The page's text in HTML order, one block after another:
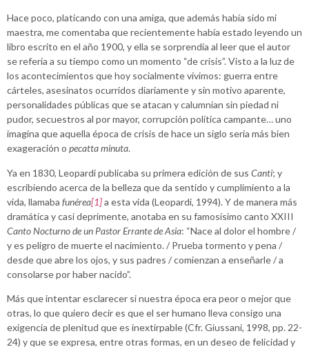
Hace poco, platicando con una amiga, que además había sido mi
maestra, me comentaba que recientemente había estado leyendo un
libro escrito en el año 1900, y ella se sorprendía al leer que el autor
se refería a su tiempo como un momento “de crisis”. Visto a la luz de
los acontecimientos que hoy socialmente vivimos: guerra entre
cárteles, asesinatos ocurridos diariamente y sin motivo aparente,
personalidades públicas que se atacan y calumnian sin piedad ni
pudor, secuestros al por mayor, corrupción política campante… uno
imagina que aquella época de crisis de hace un siglo sería más bien
exageración o pecatta minuta.
Ya en 1830, Leopardi publicaba su primera edición de sus Canti; y
escribiendo acerca de la belleza que da sentido y cumplimiento a la
vida, llamaba funérea[1]a esta vida (Leopardi, 1994). Y de manera más
dramática y casi deprimente, anotaba en su famosísimo canto XXIII
Canto Nocturno de un Pastor Errante de Asia: “Nace al dolor el hombre /
y es peligro de muerte el nacimiento. / Prueba tormento y pena /
desde que abre los ojos, y sus padres / comienzan a enseñarle / a
consolarse por haber nacido”.
Más que intentar esclarecer si nuestra época era peor o mejor que
otras, lo que quiero decir es que el ser humano lleva consigo una
exigencia de plenitud que es inextirpable (Cfr. Giussani, 1998, pp. 22-
24) y que se expresa, entre otras formas, en un deseo de felicidad y